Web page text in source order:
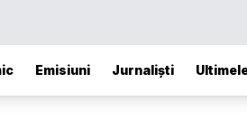
Emisiuni Jurnaliști